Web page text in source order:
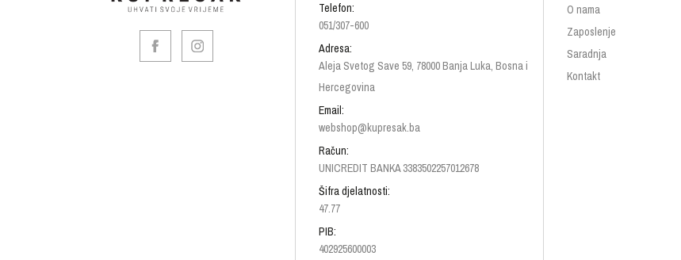
Telefon:
051/307-600
Adresa:
Aleja Svetog Save 59, 78000 Banja Luka, Bosna i
Hercegovina
Email:
webshop@kupresak.ba
Račun:
UNICREDIT BANKA 3383502257012678
Šifra djelatnosti:
47.77
PIB:
402925600003
O nama
Zaposlenje
Saradnja
Kontakt